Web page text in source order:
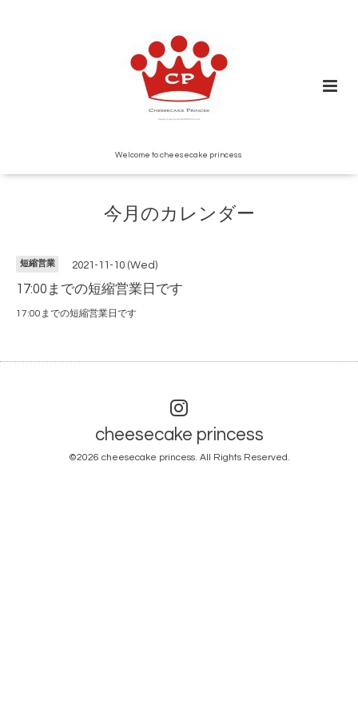
Welcome to cheesecake princess
今月のカレンダー
短縮営業 2021-11-10 (Wed)
17:00までの短縮営業日です
17:00までの短縮営業日です
cheesecake princess
©2026 cheesecake princess. All Rights Reserved.